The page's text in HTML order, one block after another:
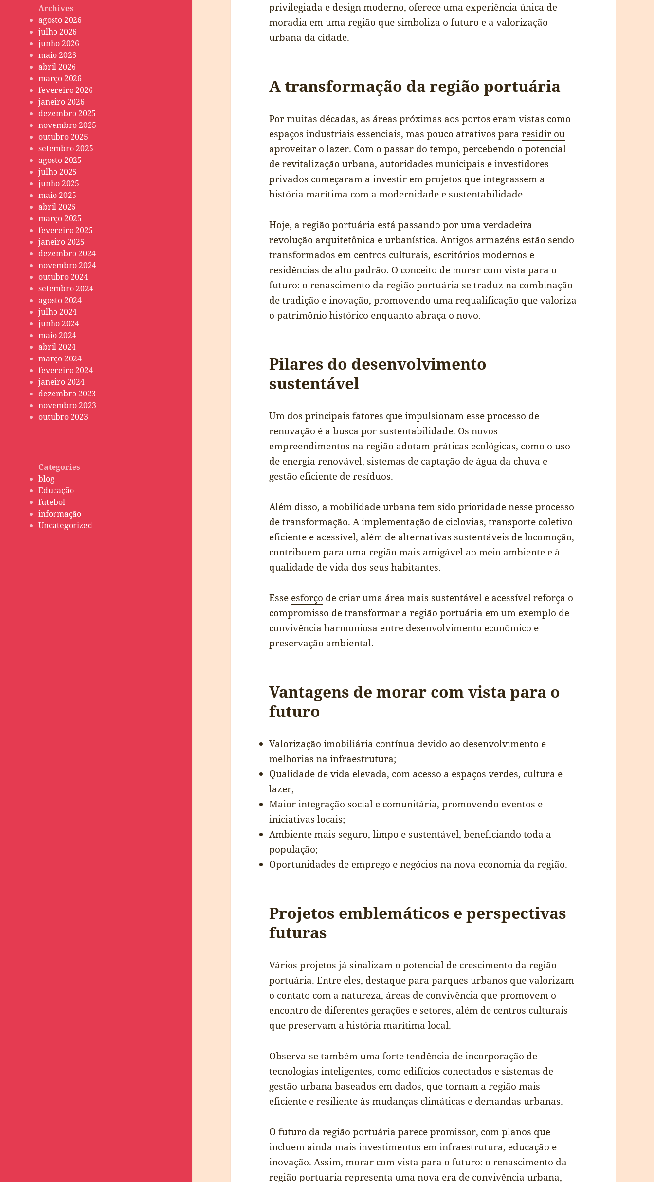
Archives
agosto 2026
julho 2026
junho 2026
maio 2026
abril 2026
março 2026
fevereiro 2026
janeiro 2026
dezembro 2025
novembro 2025
outubro 2025
setembro 2025
agosto 2025
julho 2025
junho 2025
maio 2025
abril 2025
março 2025
fevereiro 2025
janeiro 2025
dezembro 2024
novembro 2024
outubro 2024
setembro 2024
agosto 2024
julho 2024
junho 2024
maio 2024
abril 2024
março 2024
fevereiro 2024
janeiro 2024
dezembro 2023
novembro 2023
outubro 2023
Categories
blog
Educação
futebol
informação
Uncategorized
privilegiada e design moderno, oferece uma experiência única de
moradia em uma região que simboliza o futuro e a valorização
urbana da cidade.
A transformação da região portuária
Por muitas décadas, as áreas próximas aos portos eram vistas como
espaços industriais essenciais, mas pouco atrativos pararesidir ou
aproveitar o lazer. Com o passar do tempo, percebendo o potencial
de revitalização urbana, autoridades municipais e investidores
privados começaram a investir em projetos que integrassem a
história marítima com a modernidade e sustentabilidade.
Hoje, a região portuária está passando por uma verdadeira
revolução arquitetônica e urbanística. Antigos armazéns estão sendo
transformados em centros culturais, escritórios modernos e
residências de alto padrão. O conceito de morar com vista para o
futuro: o renascimento da região portuária se traduz na combinação
de tradição e inovação, promovendo uma requalificação que valoriza
o patrimônio histórico enquanto abraça o novo.
Pilares do desenvolvimento
sustentável
Um dos principais fatores que impulsionam esse processo de
renovação é a busca por sustentabilidade. Os novos
empreendimentos na região adotam práticas ecológicas, como o uso
de energia renovável, sistemas de captação de água da chuva e
gestão eficiente de resíduos.
Além disso, a mobilidade urbana tem sido prioridade nesse processo
de transformação. A implementação de ciclovias, transporte coletivo
eficiente e acessível, além de alternativas sustentáveis de locomoção,
contribuem para uma região mais amigável ao meio ambiente e à
qualidade de vida dos seus habitantes.
Esse esforço de criar uma área mais sustentável e acessível reforça o
compromisso de transformar a região portuária em um exemplo de
convivência harmoniosa entre desenvolvimento econômico e
preservação ambiental.
Vantagens de morar com vista para o
futuro
Valorização imobiliária contínua devido ao desenvolvimento e
melhorias na infraestrutura;
Qualidade de vida elevada, com acesso a espaços verdes, cultura e
lazer;
Maior integração social e comunitária, promovendo eventos e
iniciativas locais;
Ambiente mais seguro, limpo e sustentável, beneficiando toda a
população;
Oportunidades de emprego e negócios na nova economia da região.
Projetos emblemáticos e perspectivas
futuras
Vários projetos já sinalizam o potencial de crescimento da região
portuária. Entre eles, destaque para parques urbanos que valorizam
o contato com a natureza, áreas de convivência que promovem o
encontro de diferentes gerações e setores, além de centros culturais
que preservam a história marítima local.
Observa-se também uma forte tendência de incorporação de
tecnologias inteligentes, como edifícios conectados e sistemas de
gestão urbana baseados em dados, que tornam a região mais
eficiente e resiliente às mudanças climáticas e demandas urbanas.
O futuro da região portuária parece promissor, com planos que
incluem ainda mais investimentos em infraestrutura, educação e
inovação. Assim, morar com vista para o futuro: o renascimento da
região portuária representa uma nova era de convivência urbana,